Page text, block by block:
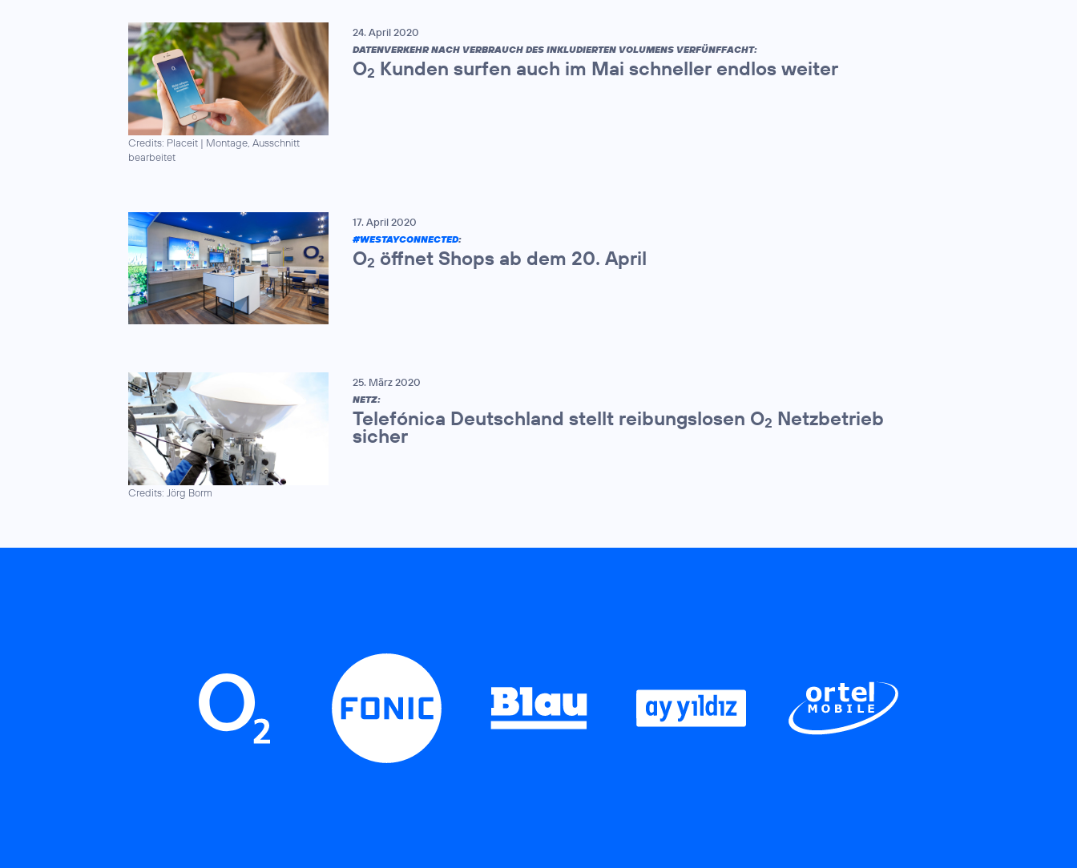
Credits: Placeit | Montage, Ausschnitt
bearbeitet
24. April 2020
DATENVERKEHR NACH VERBRAUCH DES INKLUDIERTEN VOLUMENS VERFÜNFFACHT:
O2 Kunden surfen auch im Mai schneller endlos weiter
17. April 2020
#WESTAYCONNECTED:
O2 öffnet Shops ab dem 20. April
Credits: Jörg Borm
25. März 2020
NETZ:
Telefónica Deutschland stellt reibungslosen O2 Netzbetrieb
sicher